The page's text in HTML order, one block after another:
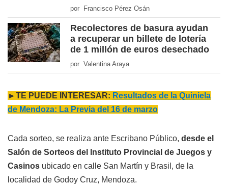
por Francisco Pérez Osán
Recolectores de basura ayudan
a recuperar un billete de lotería
de 1 millón de euros desechado
por Valentina Araya
►TE PUEDE INTERESAR: Resultados de la Quiniela
de Mendoza: La Previa del 16 de marzo
Cada sorteo, se realiza ante Escribano Público, desde el
Salón de Sorteos del Instituto Provincial de Juegos y
Casinos ubicado en calle San Martín y Brasil, de la
localidad de Godoy Cruz, Mendoza.